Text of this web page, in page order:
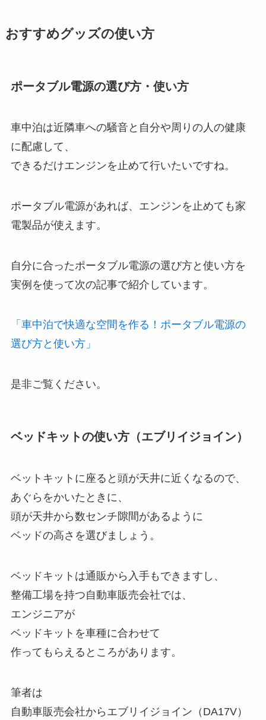
おすすめグッズの使い方
ポータブル電源の選び方・使い方
車中泊は近隣車への騒音と自分や周りの人の健康
に配慮して、
できるだけエンジンを止めて行いたいですね。
ポータブル電源があれば、エンジンを止めても家
電製品が使えます。
自分に合ったポータブル電源の選び方と使い方を
実例を使って次の記事で紹介しています。
「車中泊で快適な空間を作る！ポータブル電源の
選び方と使い方」
是非ご覧ください。
ベッドキットの使い方（エブリイジョイン）
ベットキットに座ると頭が天井に近くなるので、
あぐらをかいたときに、
頭が天井から数センチ隙間があるように
ベッドの高さを選びましょう。
ベッドキットは通販から入手もできますし、
整備工場を持つ自動車販売会社では、
エンジニアが
ベッドキットを車種に合わせて
作ってもらえるところがあります。
筆者は
自動車販売会社からエブリイジョイン（DA17V）